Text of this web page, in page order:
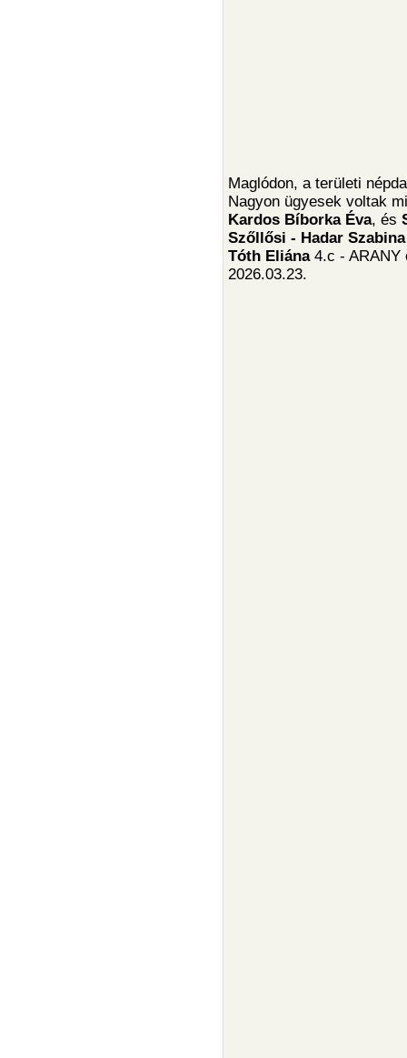
Maglódon, a területi
Nagyon ügyesek voltak
Kardos Bíborka Éva, és
Szőllősi - Hadar
Tóth Eliána4.c - ARANY
2026.03.23.